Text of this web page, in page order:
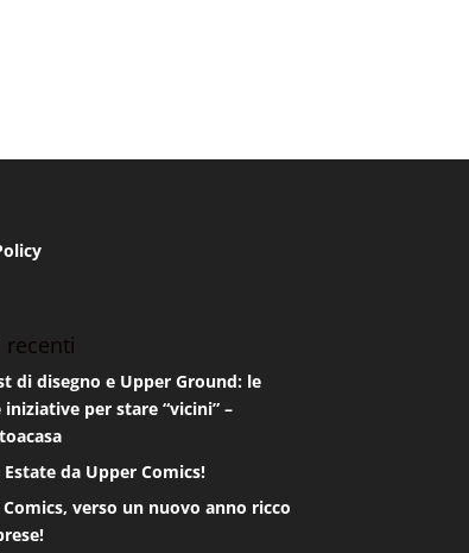
di disegno e Upper Ground: le
per stare “vicini” –
Estate da Upper Comics!
verso un nuovo anno ricco